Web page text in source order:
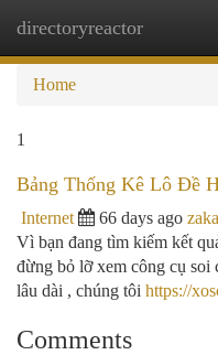
directoryreactor
Home
1
Bảng Thống Kê Lô Đề
Internet 66 days ago
Vì bạn đang tìm kiếm kết
đừng bỏ lỡ xem công cụ soi
lâu dài , chúng tôi https://
Comments